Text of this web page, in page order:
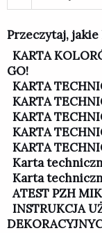
Przeczytaj,
KARTA
GO!
KARTA
KARTA
KARTA
KARTA
KARTA
Karta
Karta
ATEST PZH
INSTRUKCJA